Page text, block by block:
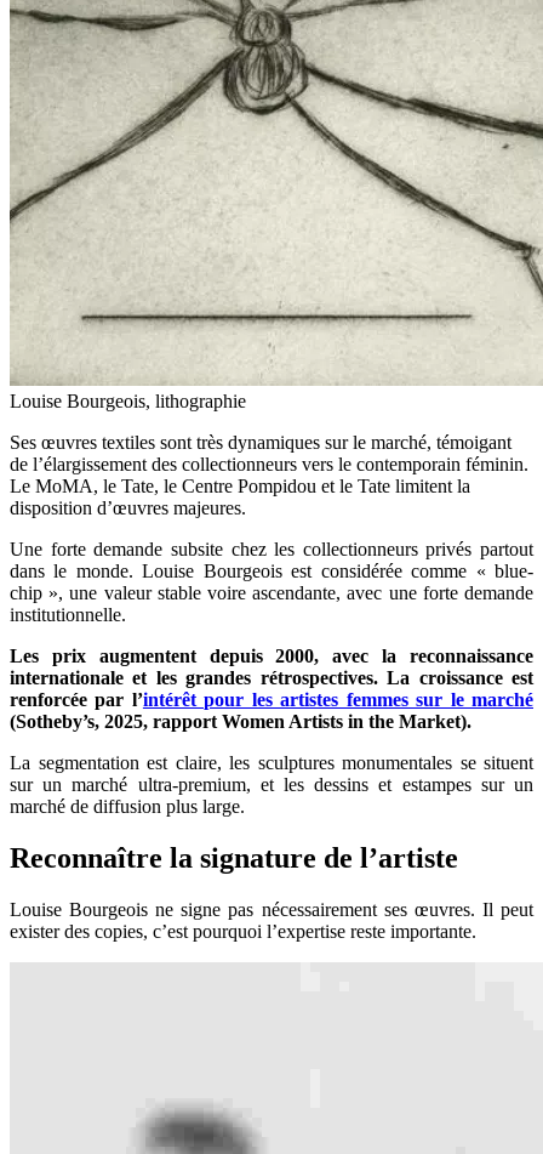
Louise Bourgeois, lithographie
Ses œuvres textiles sont très dynamiques sur le marché, témoigant
de l’élargissement des collectionneurs vers le contemporain féminin.
Le MoMA, le Tate, le Centre Pompidou et le Tate limitent la
disposition d’œuvres majeures.
Une forte demande subsite chez les collectionneurs privés partout
dans le monde. Louise Bourgeois est considérée comme « blue-
chip », une valeur stable voire ascendante, avec une forte demande
institutionnelle.
Les prix augmentent depuis 2000, avec la reconnaissance
internationale et les grandes rétrospectives. La croissance est
renforcée par l’intérêt pour les artistes femmes sur le marché
(Sotheby’s, 2025, rapport Women Artists in the Market).
La segmentation est claire, les sculptures monumentales se situent
sur un marché ultra-premium, et les dessins et estampes sur un
marché de diffusion plus large.
Reconnaître la signature de l’artiste
Louise Bourgeois ne signe pas nécessairement ses œuvres. Il peut
exister des copies, c’est pourquoi l’expertise reste importante.